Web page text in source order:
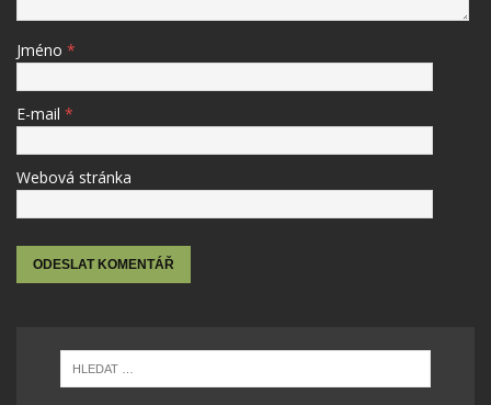
Jméno *
E-mail *
Webová stránka